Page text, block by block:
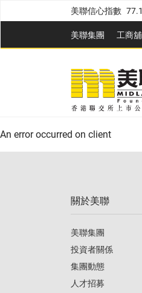
美聯信心指數 77.1
全港樓價指數
港島樓價指數
九龍樓價指數
新界樓價指數
美聯信心指數 77.1
美聯集團 工商舖
全港樓價指數
美聯信心指數
An error occurred on client
關於美聯
美聯集團
投資者關係
集團動態
人才招募